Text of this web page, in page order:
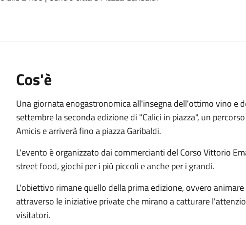
Cos'è
Una giornata enogastronomica all'insegna dell'ottimo vino e
settembre la seconda edizione di "Calici in piazza", un
Amicis e arriverà fino a piazza Garibaldi.
L'evento è organizzato dai commercianti del Corso Vittorio
street food, giochi per i più piccoli e anche per i grandi.
L'obiettivo rimane quello della prima edizione, ovvero
attraverso le iniziative private che mirano a catturare
visitatori.